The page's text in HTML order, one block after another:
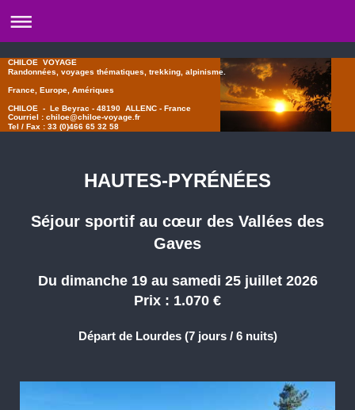
CHILOE VOYAGE
Randonnées, voyages thématiques, trekking, alpinisme.
France, Europe, Amériques
CHILOE - Le Beyrac - 48190 ALLENC - France
Courriel : chiloe@chiloe-voyage.fr
Tel / Fax : 33 (0)466 65 32 58
HAUTES-PYRÉNÉES
Séjour sportif au cœur des Vallées des
Gaves
Du dimanche 19 au samedi 25 juillet 2026
Prix : 1.070 €
Départ de Lourdes (7 jours / 6 nuits)